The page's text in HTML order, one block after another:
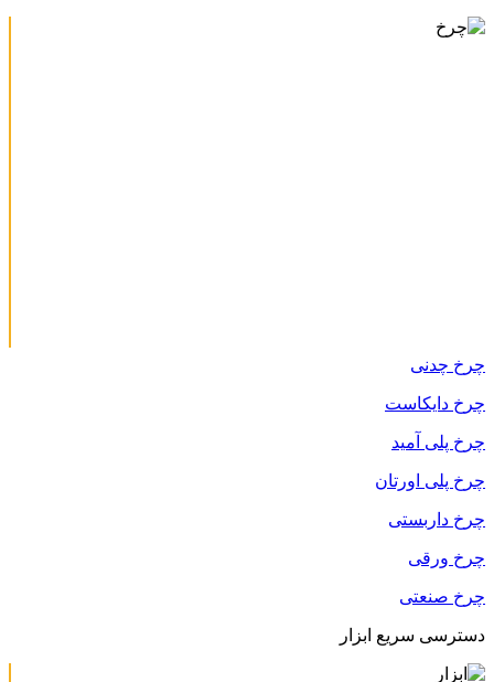
چرخ چدنی
چرخ دایکاست
چرخ پلی آمید
چرخ پلی اورتان
چرخ داربستی
چرخ ورقی
چرخ صنعتی
دسترسی سریع ابزار